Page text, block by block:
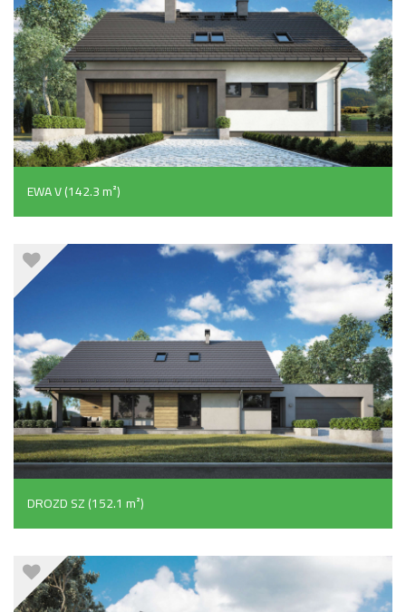
EWA V (142.3 m²)
DROZD SZ (152.1 m²)